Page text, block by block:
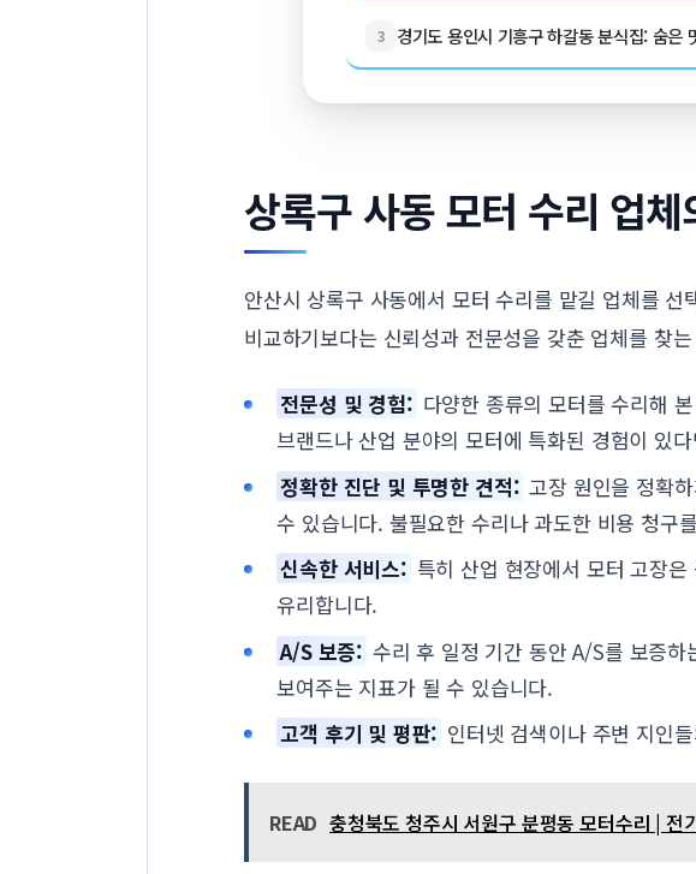
3 경기도 용인시 기흥구 하갈동 분식집: 숨은
상록구 사동 모터 수리 업
안산시 상록구 사동에서 모터 수리를 맡길 업체를
비교하기보다는 신뢰성과 전문성을 갖춘 업체를 찾
전문성 및 경험: 다양한 종류의 모터를 수리해
브랜드나 산업 분야의 모터에 특화된 경험이 있
정확한 진단 및 투명한 견적: 고장 원인을 정확
수 있습니다. 불필요한 수리나 과도한 비용 청구
신속한 서비스: 특히 산업 현장에서 모터 고장
유리합니다.
A/S 보증: 수리 후 일정 기간 동안 A/S를 보증
보여주는 지표가 될 수 있습니다.
고객 후기 및 평판: 인터넷 검색이나 주변 지인
READ 충청북도 청주시 서원구 분평동 모터수리 |